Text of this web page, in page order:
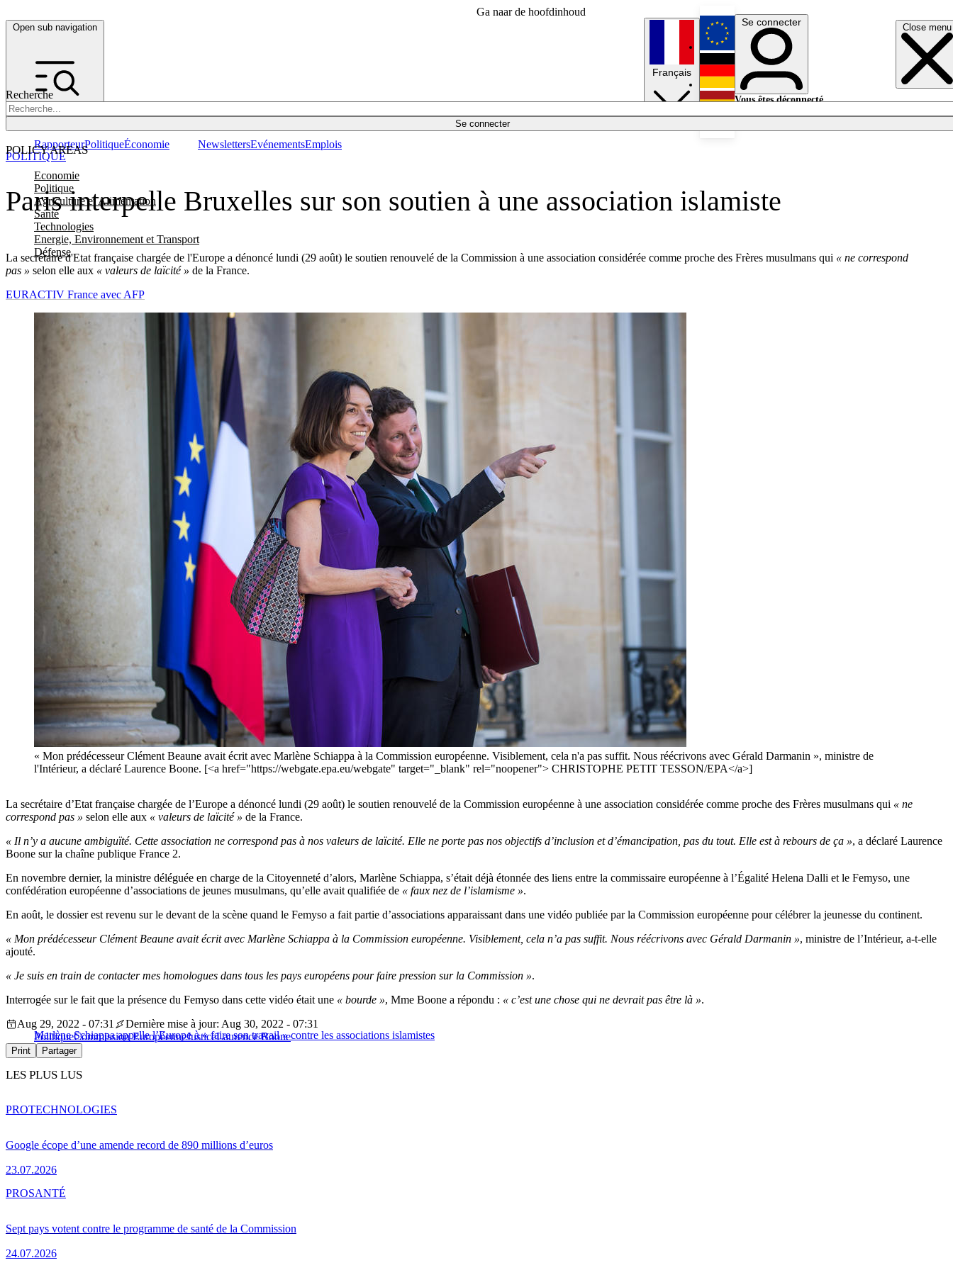
Ga naar de hoofdinhoud
Open sub navigation Close menu
Recherche
Se connecter
POLICY AREAS
Economie
Politique
Agriculture et Alimentation
Santé
Technologies
Energie, Environnement et Transport
Défense
RapporteurPolitiqueÉconomie NewslettersEvénementsEmplois
Français
English
Deutsch
Se connecter
Vous êtes déconnecté.
Paris interpelle Bruxelles sur son soutien à une association islamiste
La secrétaire d'Etat française chargée de l'Europe a dénoncé lundi (29 août) le soutien renouvelé de la Commission à une association considérée comme proche des Frères musulmans qui « ne correspond
pas » selon elle aux « valeurs de laïcité » de la France.
POLITIQUE
EURACTIV France avec AFP
« Mon prédécesseur Clément Beaune avait écrit avec Marlène Schiappa à la Commission européenne. Visiblement, cela n'a pas suffit. Nous réécrivons avec Gérald Darmanin », ministre de
l'Intérieur, a déclaré Laurence Boone. [<a href="https://webgate.epa.eu/webgate" target="_blank" rel="noopener"> CHRISTOPHE PETIT TESSON/EPA</a>]
La secrétaire d’Etat française chargée de l’Europe a dénoncé lundi (29 août) le soutien renouvelé de la Commission européenne à une association considérée comme proche des Frères musulmans qui « ne
correspond pas » selon elle aux « valeurs de laïcité » de la France.
« Il n’y a aucune ambiguïté. Cette association ne correspond pas à nos valeurs de laïcité. Elle ne porte pas nos objectifs d’inclusion et d’émancipation, pas du tout. Elle est à rebours de ça », a déclaré Laurence
Boone sur la chaîne publique France 2.
En novembre dernier, la ministre déléguée en charge de la Citoyenneté d’alors, Marlène Schiappa, s’était déjà étonnée des liens entre la commissaire européenne à l’Égalité Helena Dalli et le Femyso, une
confédération européenne d’associations de jeunes musulmans, qu’elle avait qualifiée de « faux nez de l’islamisme ».
En août, le dossier est revenu sur le devant de la scène quand le Femyso a fait partie d’associations apparaissant dans une vidéo publiée par la Commission européenne pour célébrer la jeunesse du continent.
« Mon prédécesseur Clément Beaune avait écrit avec Marlène Schiappa à la Commission européenne. Visiblement, cela n’a pas suffit. Nous réécrivons avec Gérald Darmanin », ministre de l’Intérieur, a-t-elle
ajouté.
« Je suis en train de contacter mes homologues dans tous les pays européens pour faire pression sur la Commission ».
Interrogée sur le fait que la présence du Femyso dans cette vidéo était une « bourde », Mme Boone a répondu : « c’est une chose qui ne devrait pas être là ».
Marlène Schiappa appelle l’Europe à « faire son travail » contre les associations islamistes
Aug 29, 2022 - 07:31
Dernière mise à jour: Aug 30, 2022 - 07:31
PolitiqueCommission EuropéenneJusticeLaurence Boone
Print Partager
LES PLUS LUS
Google écope d’une amende record de 890 millions d’euros
23.07.2026
PROTECHNOLOGIES
Sept pays votent contre le programme de santé de la Commission
24.07.2026
PROSANTÉ